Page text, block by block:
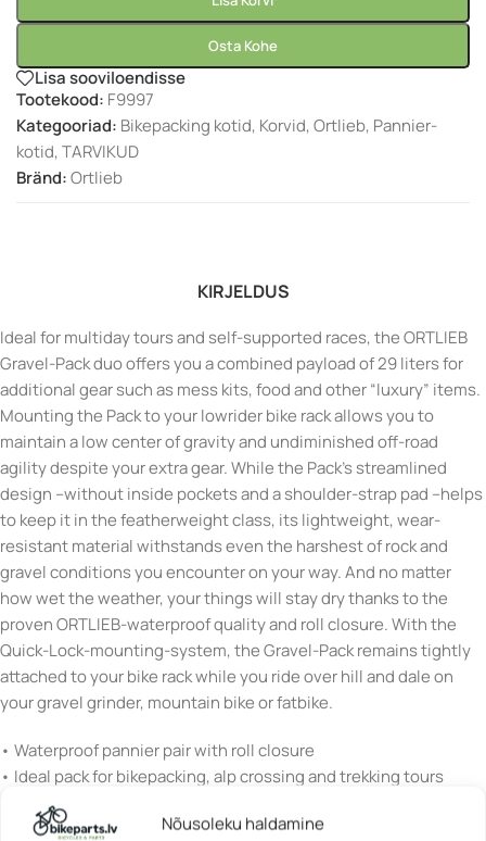
Nõusoleku haldamine
Osta Kohe
Lisa sooviloendisse
Tootekood: F9997
Kategooriad: Bikepacking kotid, Korvid,Ortlieb, Pannier-
kotid,TARVIKUD
Bränd:Ortlieb
KIRJELDUS
Ideal for multiday tours and self-supported races, the ORTLIEB
Gravel-Pack duo offers you a combined payload of 29 liters for
additional gear such as mess kits, food and other “luxury” items.
Mounting the Pack to your lowrider bike rack allows you to
maintain a low center of gravity and undiminished off-road
agility despite your extra gear. While the Pack’s streamlined
design –without inside pockets and a shoulder-strap pad –helps
to keep it in the featherweight class, its lightweight, wear-
resistant material withstands even the harshest of rock and
gravel conditions you encounter on your way. And no matter
how wet the weather, your things will stay dry thanks to the
proven ORTLIEB-waterproof quality and roll closure. With the
Quick-Lock-mounting-system, the Gravel-Pack remains tightly
attached to your bike rack while you ride over hill and dale on
your gravel grinder, mountain bike or fatbike.
• Waterproof pannier pair with roll closure
• Ideal pack for bikepacking, alp crossing and trekking tours
• Quick-Lock2.2 system
• Fits almost all bike carriers with tube diameters from 8 mm to